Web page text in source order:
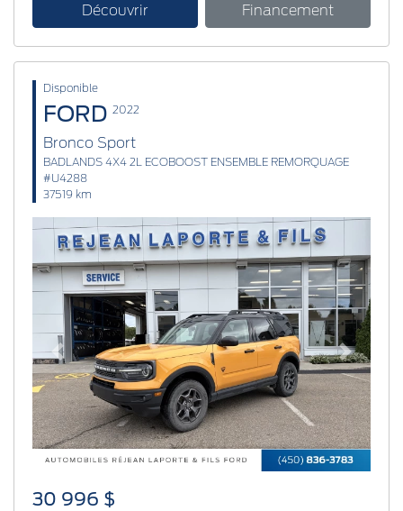
Découvrir Financement
Disponible
FORD 2022
Bronco Sport
BADLANDS 4X4 2L ECOBOOST ENSEMBLE REMORQUAGE
#U4288
37519 km
Previous Next
30 996 $